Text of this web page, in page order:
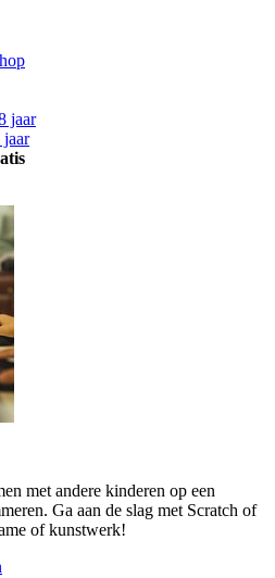
jaar
jaar
met andere kinderen op een
Ga aan de slag met Scratch of
of kunstwerk!